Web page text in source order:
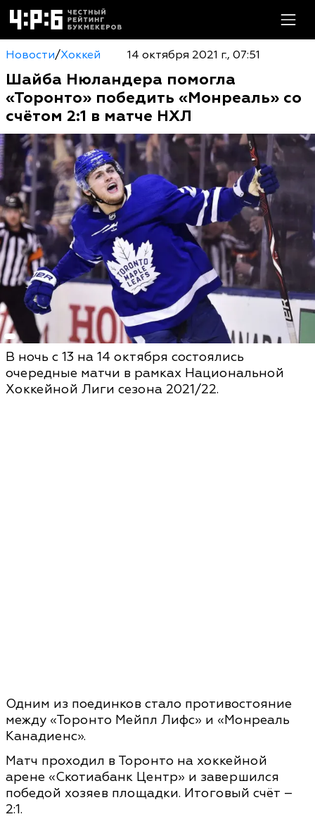
Новости/Хоккей 14 октября 2021 г., 07:51
Шайба Нюландера помогла
«Торонто» победить «Монреаль» со
счётом 2:1 в матче НХЛ
В ночь с 13 на 14 октября состоялись
очередные матчи в рамках Национальной
Хоккейной Лиги сезона 2021/22.
Одним из поединков стало противостояние
между «Торонто Мейпл Лифс» и «Монреаль
Канадиенс».
Матч проходил в Торонто на хоккейной
арене «Скотиабанк Центр» и завершился
победой хозяев площадки. Итоговый счёт –
2:1.